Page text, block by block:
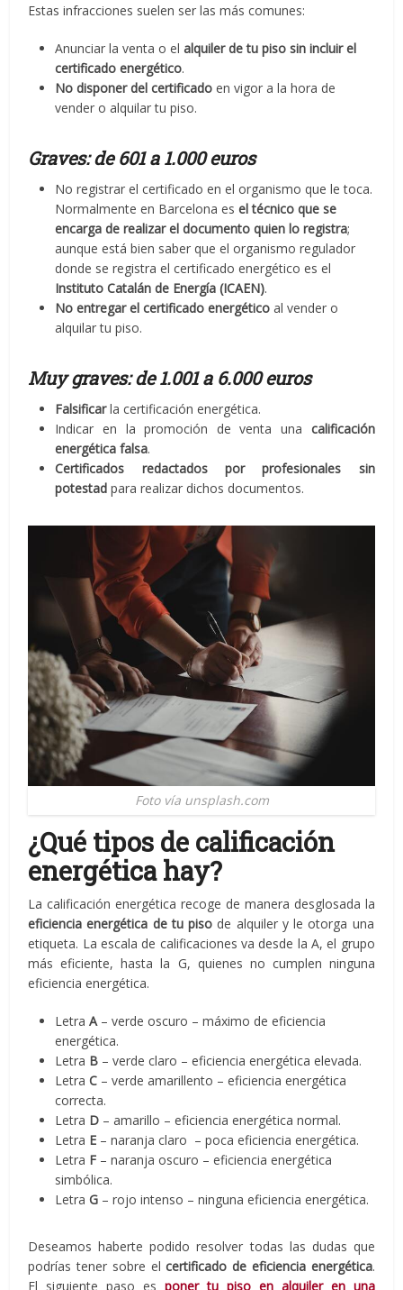
Estas infracciones suelen ser las más comunes:
Anunciar la venta o elalquiler de tu piso sin incluir el
certificado energético.
No disponer del certificado en vigor a la hora de
vender o alquilar tu piso.
Graves: de 601 a 1.000 euros
No registrar el certificado en el organismo que le toca.
Normalmente en Barcelona esel técnico que se
encarga de realizar el documento quien lo registra;
aunque está bien saber que el organismo regulador
donde se registra el certificado energético es el
Instituto Catalán de Energía (ICAEN).
No entregar el certificado energético al vender o
alquilar tu piso.
Muy graves: de 1.001 a 6.000 euros
Falsificarla certificación energética.
Indicar en la promoción de venta una calificación
energética falsa.
Certificados redactados por profesionales sin
potestad para realizar dichos documentos.
Foto vía unsplash.com
¿Qué tipos de calificación
energética hay?
La calificación energética recoge de manera desglosada la
eficiencia energética de tu piso de alquiler y le otorga una
etiqueta. La escala de calificaciones va desde la A, el grupo
más eficiente, hasta la G, quienes no cumplen ninguna
eficiencia energética.
LetraA – verde oscuro – máximo de eficiencia
energética.
Letra B – verde claro – eficiencia energética elevada.
LetraC – verde amarillento – eficiencia energética
correcta.
Letra D – amarillo – eficiencia energética normal.
Letra E – naranja claro – poca eficiencia energética.
Letra F – naranja oscuro – eficiencia energética
simbólica.
LetraG – rojo intenso – ninguna eficiencia energética.
Deseamos haberte podido resolver todas las dudas que
podrías tener sobre elcertificado de eficiencia energética.
El siguiente paso esponer tu piso en alquiler en una